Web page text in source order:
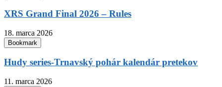
XRS Grand Final 2026 – Rules
18. marca 2026
Bookmark
Hudy series-Trnavský pohár kalendár pretekov
11. marca 2026